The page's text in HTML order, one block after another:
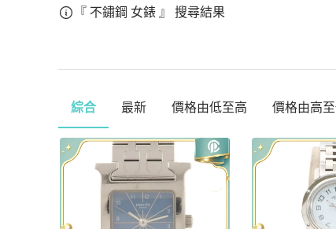
『 不鏽鋼 女錶 』 搜尋結果
綜合 最新 價格由低至高 價格由高